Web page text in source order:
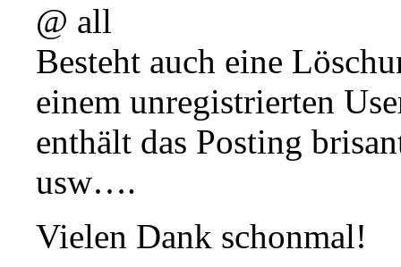
@ all
Besteht auch eine
einem unregistrierten
enthält das Posting
usw….
Vielen Dank schonmal!